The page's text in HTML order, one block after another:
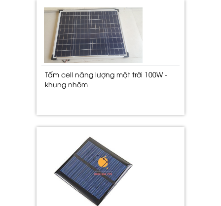
Tấm cell năng lượng mặt trời 100W -
khung nhôm